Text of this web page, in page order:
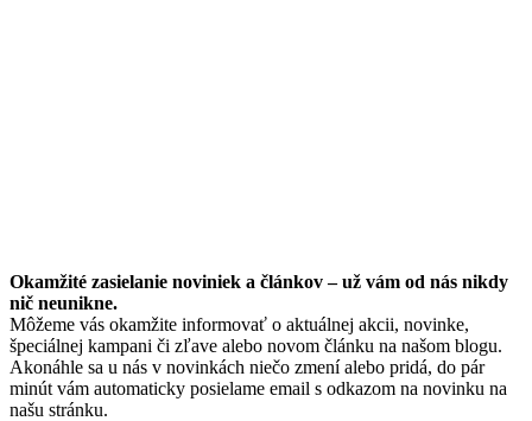
Okamžité zasielanie noviniek a článkov – už vám od nás nikdy
nič neunikne.
Môžeme vás okamžite informovať o aktuálnej akcii, novinke,
špeciálnej kampani či zľave alebo novom článku na našom blogu.
Akonáhle sa u nás v novinkách niečo zmení alebo pridá, do pár
minút vám automaticky posielame email s odkazom na novinku na
našu stránku.